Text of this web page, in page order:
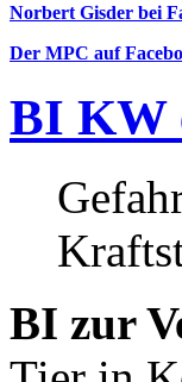
Norbert Gisder bei
Der MPC auf
BI KW
BI zur